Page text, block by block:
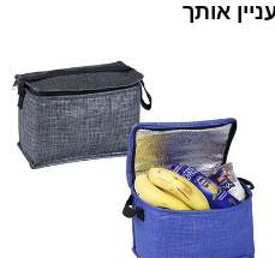
אותך